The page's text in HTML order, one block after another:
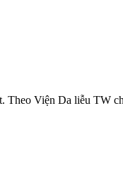
Viện Da liễu TW